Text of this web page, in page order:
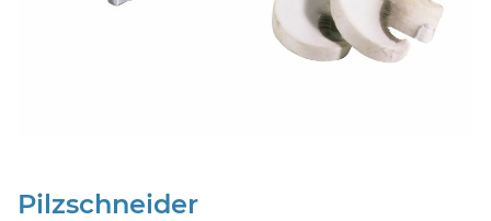
Pilzschneider